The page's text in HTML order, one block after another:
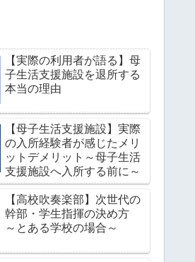
【実際の利用者が語る】母
子生活支援施設を退所する
本当の理由
【母子生活支援施設】実際
の入所経験者が感じたメリ
ットデメリット～母子生活
支援施設へ入所する前に～
【高校吹奏楽部】次世代の
幹部・学生指揮の決め方
～とある学校の場合～